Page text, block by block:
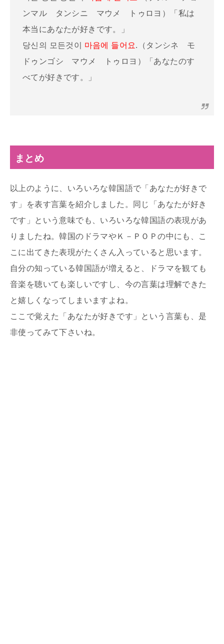
ンマル タンシニ マウメ トゥロヨ）「私は
本当にあなたが好きです。」
당신의 모든것이 마음에 들어요.（タンシネ モ
ドゥンゴシ マウメ トゥロヨ）「あなたのす
べてが好きです。」
まとめ
以上のように、いろいろな韓国語で「あなたが好きで
す」を表す言葉を紹介しました。同じ「あなたが好き
です」という意味でも、いろいろな韓国語の表現があ
りましたね。韓国のドラマやＫ－ＰＯＰの中にも、こ
こに出てきた表現がたくさん入っていると思います。
自分の知っている韓国語が増えると、ドラマを観ても
音楽を聴いても楽しいですし、今の言葉は理解できた
と嬉しくなってしまいますよね。
ここで覚えた「あなたが好きです」という言葉も、是
非使ってみて下さいね。